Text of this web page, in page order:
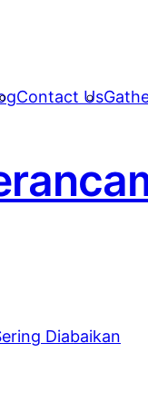
Contact Us